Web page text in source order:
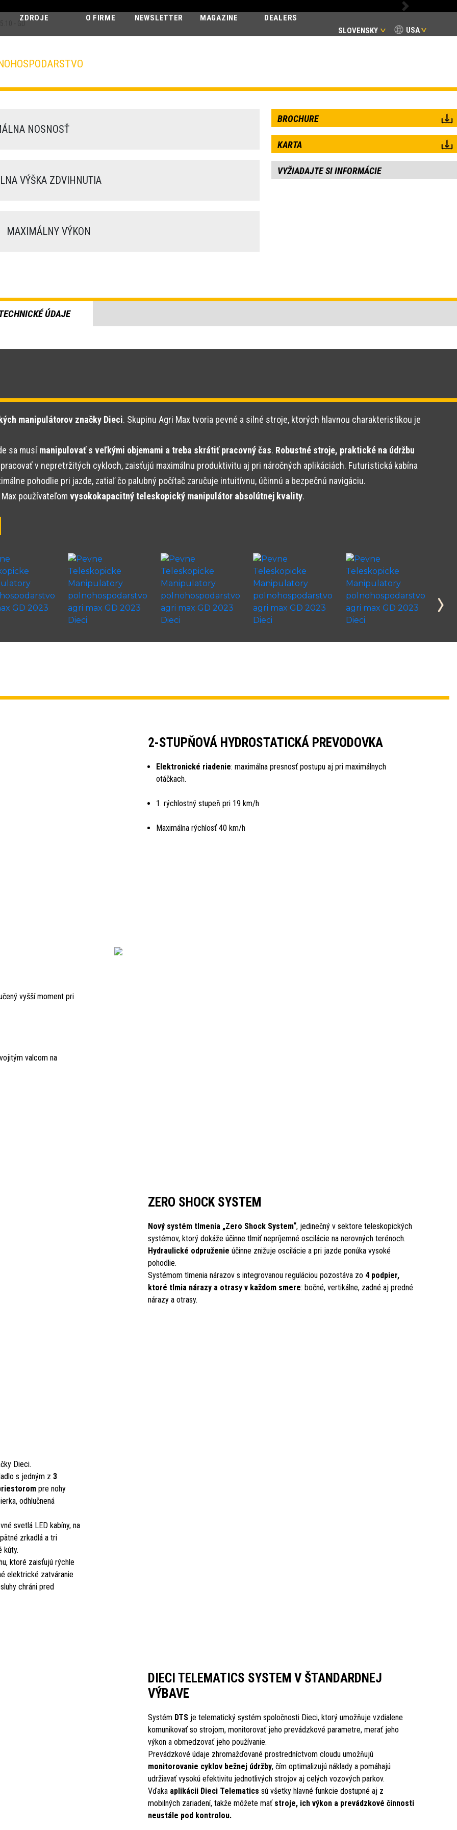
USA
SLOVENSKY
NEWSLETTER MAGAZINE DEALERS
ZDROJE O FIRME
Next
AGRI MAX
NOSNOSŤ
VÝŠKA ZDVIHNUTIA
MAXIMÁLNY VÝKON
BROCHURE
KARTA
VYŽIADAJTE SI INFORMÁCIE
ÚDAJE
manipulátorov značky Dieci. Skupinu Agri Max tvoria pevné a silné stroje, ktorých hlavnou charakteristikou je
sa musímanipulovať s veľkými objemami a treba skrátiť pracovný čas. Robustné stroje, praktické na údržbu
v nepretržitých cykloch, zaisťujú maximálnu produktivitu aj pri náročných aplikáciách. Futuristická kabína
pohodlie pri jazde, zatiaľ čo palubný počítač zaručuje intuitívnu, účinnú a bezpečnú navigáciu.
používateľom vysokokapacitný teleskopický manipulátor absolútnej kvality.
2-STUPŇOVÁ HYDROSTATICKÁ PREVODOVKA
Elektronické riadenie: maximálna presnosť postupu aj pri maximálnych
otáčkach.
1. rýchlostný stupeň pri 19 km/h
Maximálna rýchlosť 40 km/h
vyšší moment pri
valcom na
ZERO SHOCK SYSTEM
Nový systém tlmenia „Zero Shock System“, jedinečný v sektore teleskopických
systémov, ktorý dokáže účinne tlmiť nepríjemné oscilácie na nerovných terénoch.
Hydraulické odpruženie účinne znižuje oscilácie a pri jazde ponúka vysoké
pohodlie.
Systémom tlmenia nárazov s integrovanou reguláciou pozostáva zo 4 podpier,
ktoré tlmia nárazy a otrasy v každom smere: bočné, vertikálne, zadné aj predné
nárazy a otrasy.
Dieci.
s jedným z 3
pre nohy
odhlučnená
svetlá LED kabíny, na
zrkadlá a tri
kúty.
ktoré zaisťujú rýchle
elektrické zatváranie
chráni pred
DIECI TELEMATICS SYSTEM V ŠTANDARDNEJ
VÝBAVE
Systém DTSje telematický systém spoločnosti Dieci, ktorý umožňuje vzdialene
komunikovať so strojom, monitorovať jeho prevádzkové parametre, merať jeho
výkon a obmedzovať jeho používanie.
Prevádzkové údaje zhromažďované prostredníctvom cloudu umožňujú
monitorovanie cyklov bežnej údržby, čím optimalizujú náklady a pomáhajú
udržiavať vysokú efektivitu jednotlivých strojov aj celých vozových parkov.
Vďaka aplikácii Dieci Telematics sú všetky hlavné funkcie dostupné aj z
mobilných zariadení, takže môžete mať stroje, ich výkon a prevádzkové činnosti
neustále pod kontrolou.